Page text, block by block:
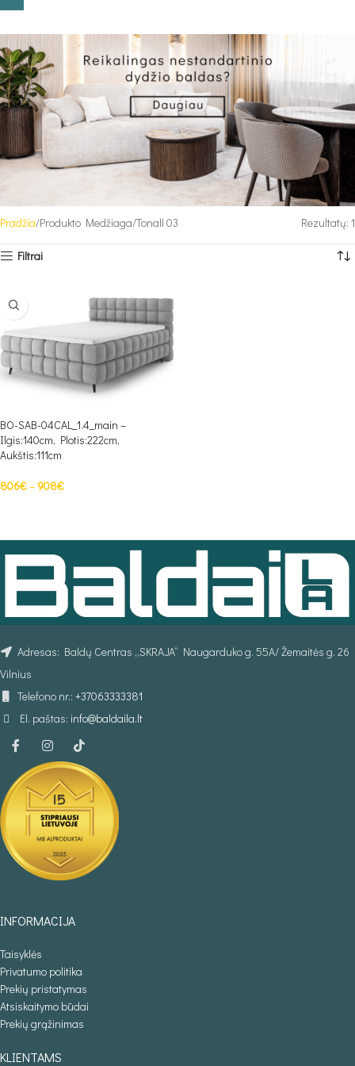
Pradžia Produkto Medžiaga Tonall 03 Rezultatų: 1
Filtrai
BO-SAB-04CAL_1.4_main –
Ilgis:140cm, Plotis:222cm,
Aukštis:111cm
806€– 908€
Adresas: Baldų Centras „SKRAJA“ Naugarduko g. 55A/ Žemaitės g. 26
Vilnius
Telefono nr.: +37063333381
El. paštas: info@baldaila.lt
INFORMACIJA
Taisyklės
Privatumo politika
Prekių pristatymas
Atsiskaitymo būdai
Prekių grąžinimas
KLIENTAMS